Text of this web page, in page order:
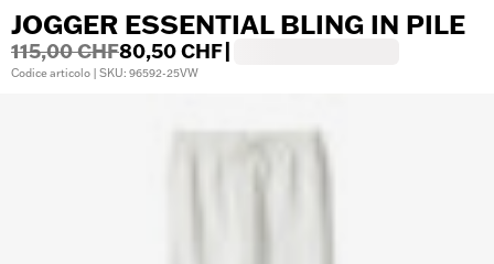
JOGGER ESSENTIAL BLING IN PILE
115,00 CHF80,50 CHF
Codice articolo | SKU: 96592-25VW